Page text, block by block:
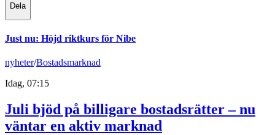
Dela
Just nu: Höjd riktkurs för Nibe
nyheter/Bostadsmarknad
Idag, 07:15
Juli bjöd på billigare bostadsrätter – nu
väntar en aktiv marknad